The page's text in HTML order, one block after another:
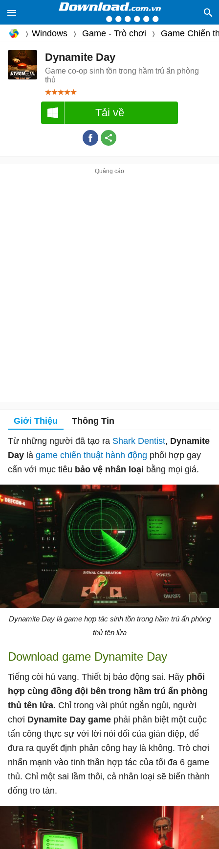
Windows Game - Trò chơi Game Chiến
Dynamite Day
Game co-op sinh tồn trong hầm trú ẩn phòng
thủ
Tải về
Giới Thiệu Thông Tin
Từ những người đã tạo ra Shark Dentist, Dynamite
Day là game chiến thuật hành động phối hợp gay
cấn với mục tiêu bảo vệ nhân loại bằng mọi giá.
Dynamite Day là game hợp tác sinh tồn trong hầm trú ẩn phòng
thủ tên lửa
Download game Dynamite Day
Tiếng còi hú vang. Thiết bị báo động sai. Hãy phối
hợp cùng đồng đội bên trong hầm trú ẩn phòng
thủ tên lửa. Chỉ trong vài phút ngắn ngủi, người
chơi Dynamite Day game phải phân biệt một cuộc
tấn công thực sự với lời nói dối của gián điệp, để
đưa ra quyết định phản công hay là không. Trò chơi
nhấn mạnh vào tinh thần hợp tác của tối đa 6 game
thủ. Chỉ một sai lầm thôi, cả nhân loại sẽ biến thành
đống tro tàn.